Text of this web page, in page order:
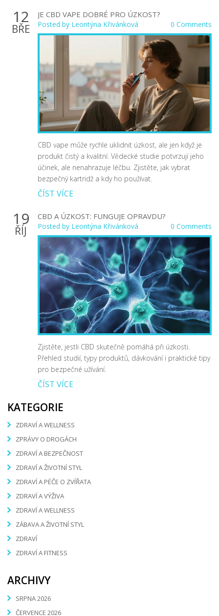
12
BŘE
JE CBD VAPE DOBRÉ PRO ÚZKOST?
Posted by Leontýna Křivánková 0 Comments
CBD vape může rychle uklidnit úzkost, ale jen když je
produkt čistý a kvalitní. Vědecké studie potvrzují jeho
účinek, ale nenahrazuje léčbu. Zjistěte, jak vybrat
bezpečný kartridž a kdy ho používat.
ČÍST VÍCE
19
ŘÍJ
CBD A ÚZKOST: FUNGUJE OPRAVDU?
Posted by Leontýna Křivánková 0 Comments
Zjistěte, jestli CBD skutečně pomáhá při úzkosti.
Přehled studií, typy produktů, dávkování i praktické tipy
pro bezpečné užívání.
ČÍST VÍCE
KATEGORIE
ZDRAVÍ A WELLNESS
ZPRÁVY O DROGÁCH
ZDRAVÍ A BEZPEČNOST
ZDRAVÍ A ŽIVOTNÍ STYL
ZDRAVÍ A PÉČE O ZVÍŘATA
ZDRAVÍ A VÝŽIVA
ZDRAVÍ A WELLNESS
ZÁBAVA A ŽIVOTNÍ STYL
ZDRAVÍ
ZDRAVÍ A FITNESS
ARCHIVY
SRPNA 2026
ČERVENCE 2026